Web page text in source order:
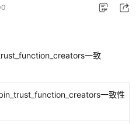
一致
一致性